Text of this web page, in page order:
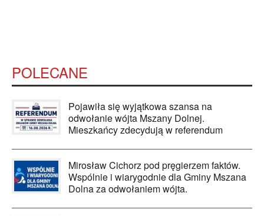
POLECANE
Pojawiła się wyjątkowa szansa na
odwołanie wójta Mszany Dolnej.
Mieszkańcy zdecydują w referendum
Mirosław Cichorz pod pręgierzem faktów.
Wspólnie i wiarygodnie dla Gminy Mszana
Dolna za odwołaniem wójta.